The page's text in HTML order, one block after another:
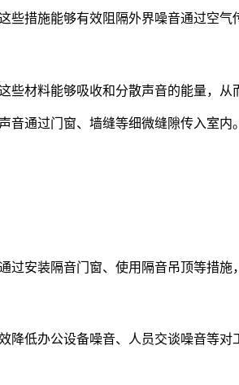
些措施能够有效阻隔外界噪音通过空气
材料能够吸收和分散声音的能量，
音通过门窗、墙缝等细微缝隙传入室内
安装隔音门窗、使用隔音吊顶等措
低办公设备噪音、人员交谈噪音等对